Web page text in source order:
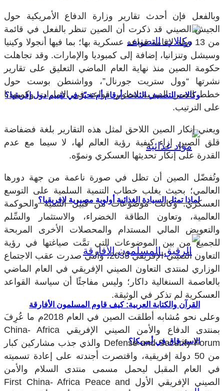
وكالات التصنيف الثلاث: أرقام أم تحيّز في تقييم دول إفريقيا؟
لماذا تمثل السيادة الغذائية أولوية مصيرية لإفريقيا؟
القرآن والكتابة العربية: كيف قاوم المسلمون الأفارقة
الاسترقاق في أمريكا؟
وبالفعل فإن أحدث تقارير وزارة الدفاع الأمريكية حول
الجيش الصيني قد ذكرت أن الصين تنظر بالفعل في قائمة
من 13 دولة لإقامة قواعد عسكرية بها؛ بما فيها أنجولا وكينيا
وسيشل وتنزانيا، إضافة إلى كمبوديا والإمارات. وقد تجاهلت
حكومة الصين منذ نهاية العام الماضي التعليق على تقارير
نشرتها “وول ستريت جورنال”، وواشنطن بوست حول
خطط الصين السرية لتطوير قواعد في الإمارات وكمبوديا
على الترتيب.
ويعني إنكار الصين اللاحق لمثل هذه التقارير بلغة فضفاضة
قلق الصين إزاء كيفية رؤية العالم لها، لا سيما مع عدم
القدرة على إنكار تحديثها العسكري ونموّه.
وتُفضّل الصين أن تظل في صورة ناعمة من جهة دورها
العالمي؛ بحيث يغلب خطاب التنمية السلمية على التوسع
العسكري. وكانت موضوعات من قبيل التنمية والحوكمة
العالمية، وتعاون الطاقة الخضراء، والاستثمار والسِّلم
والتعويض المالي المستدام والمحصلات الأخرى المربحة
للجميع من بين الموضوعات التي تمَّت صياغتها في رؤية
التعاون الصيني-الإفريقي 2035، والتي صدرت عقب الاجتماع
الوزاري لمنتدى التعاون الصيني الإفريقي في العام الماضي
بالعاصمة السنغالية داكار؛ وليس مفاجئًا أن سياسة القواعد
العسكرية لم تذكر في الوثيقة.
وعلى نحو مُشابه أطلقت الصين في العام 2018م ما عُرِفَ
بمنتدى الدفاع والأمن الصيني الإفريقي China- Africa
Defense and Security Forum والذي جذب مشاركين كبار
من 50 دولة إفريقية، واقتصرت أجندته على إعادة تسميته
في العام المقبل ليحمل مسمى منتدى السلام والأمن
الصيني الإفريقي الأول
First China- Africa Peace and